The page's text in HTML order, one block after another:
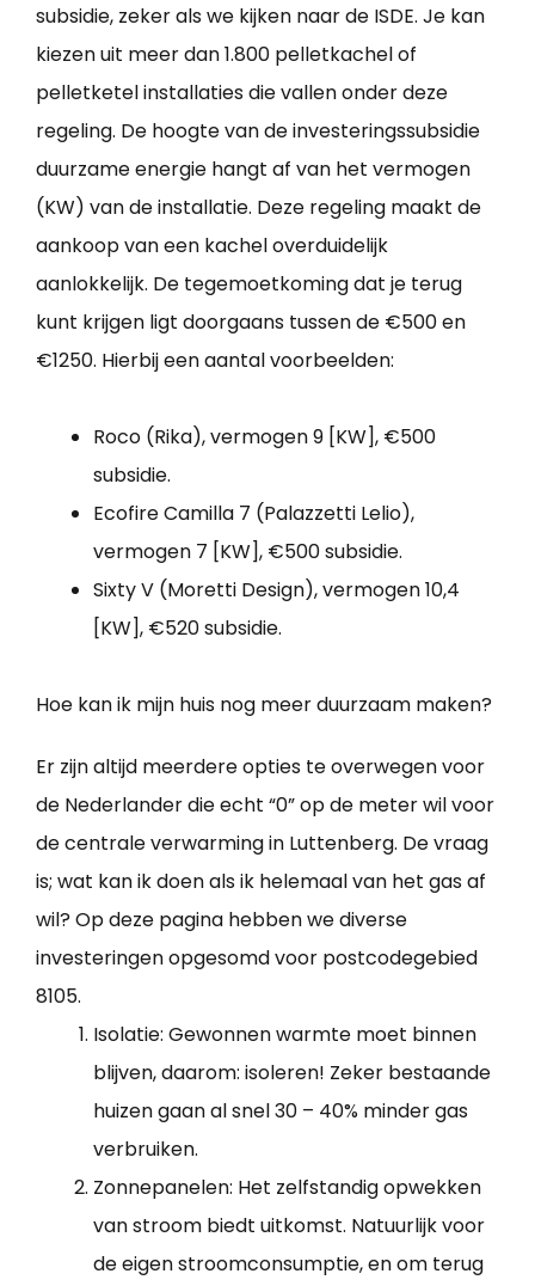
subsidie, zeker als we kijken naar de ISDE. Je kan
kiezen uit meer dan 1.800 pelletkachel of
pelletketel installaties die vallen onder deze
regeling. De hoogte van de investeringssubsidie
duurzame energie hangt af van het vermogen
(KW) van de installatie. Deze regeling maakt de
aankoop van een kachel overduidelijk
aanlokkelijk. De tegemoetkoming dat je terug
kunt krijgen ligt doorgaans tussen de €500 en
€1250. Hierbij een aantal voorbeelden:
Roco (Rika), vermogen 9 [KW], €500
subsidie.
Ecofire Camilla 7 (Palazzetti Lelio),
vermogen 7 [KW], €500 subsidie.
Sixty V (Moretti Design), vermogen 10,4
[KW], €520 subsidie.
Hoe kan ik mijn huis nog meer duurzaam maken?
Er zijn altijd meerdere opties te overwegen voor
de Nederlander die echt “0” op de meter wil voor
de centrale verwarming in Luttenberg. De vraag
is; wat kan ik doen als ik helemaal van het gas af
wil? Op deze pagina hebben we diverse
investeringen opgesomd voor postcodegebied
8105.
Isolatie: Gewonnen warmte moet binnen
blijven, daarom: isoleren! Zeker bestaande
huizen gaan al snel 30 – 40% minder gas
verbruiken.
Zonnepanelen: Het zelfstandig opwekken
van stroom biedt uitkomst. Natuurlijk voor
de eigen stroomconsumptie, en om terug